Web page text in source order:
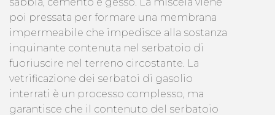
sabbia, cemento e gesso. La miscela viene
poi pressata per formare una membrana
impermeabile che impedisce alla sostanza
inquinante contenuta nel serbatoio di
fuoriuscire nel terreno circostante. La
vetrificazione dei serbatoi di gasolio
interrati è un processo complesso, ma
garantisce che il contenuto del serbatoio